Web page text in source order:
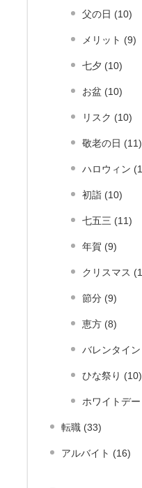
父の日 (10)
メリット (9)
七夕 (10)
お盆 (10)
リスク (10)
敬老の日 (11)
ハロウィン
初詣 (10)
七五三 (11)
年賀 (9)
クリスマス
節分 (9)
恵方 (8)
バレンタイ
ひな祭り (10)
ホワイトデ
転職 (33)
アルバイト (16)